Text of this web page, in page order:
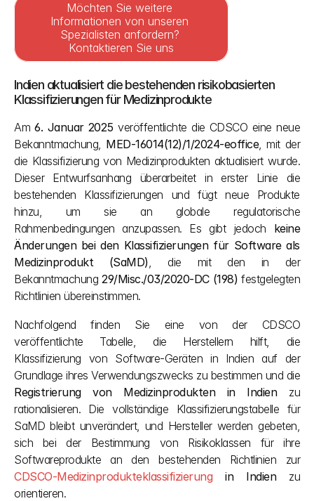
Möchten Sie weitere
Informationen von unseren
Spezialisten anfordern?
Kontaktieren Sie uns
Indien aktualisiert die bestehenden risikobasierten
Klassifizierungen für Medizinprodukte
Am 6. Januar 2025 veröffentlichte die CDSCO eine neue
Bekanntmachung, MED-16014(12)/1/2024-eoffice, mit der
die Klassifizierung von Medizinprodukten aktualisiert wurde.
Dieser Entwurfsanhang überarbeitet in erster Linie die
bestehenden Klassifizierungen und fügt neue Produkte
hinzu, um sie an globale regulatorische
Rahmenbedingungen anzupassen. Es gibt jedoch keine
Änderungen bei den Klassifizierungen für Software als
Medizinprodukt (SaMD), die mit den in der
Bekanntmachung 29/Misc./03/2020-DC (198) festgelegten
Richtlinien übereinstimmen.
Nachfolgend finden Sie eine von der CDSCO
veröffentlichte Tabelle, die Herstellern hilft, die
Klassifizierung von Software-Geräten in Indien auf der
Registrierung von Medizinprodukten in Indien zu
rationalisieren. Die vollständige Klassifizierungstabelle für
SaMD bleibt unverändert, und Hersteller werden gebeten,
sich bei der Bestimmung von Risikoklassen für ihre
Softwareprodukte an den bestehenden Richtlinien zur
CDSCO-Medizinprodukteklassifizierung in Indien zu
orientieren.